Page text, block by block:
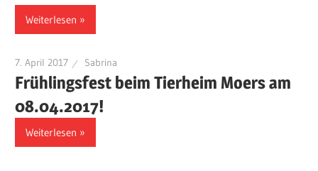
Weiterlesen
7. April 2017 Sabrina
Frühlingsfest beim Tierheim Moers am
08.04.2017!
Weiterlesen